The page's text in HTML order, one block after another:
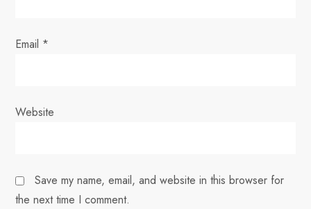
Email *
Website
Save my name, email, and website in this browser for
the next time I comment.